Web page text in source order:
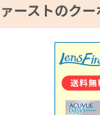
ーストのク